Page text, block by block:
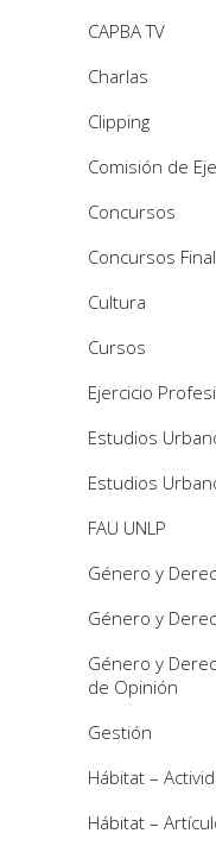
CAPBA TV
Charlas
Clipping
Comisión de
Concursos
Concursos
Cultura
Cursos
Ejercicio
Estudios
Estudios
FAU UNLP
Género y
Género y
Género y
de Opinión
Gestión
Hábitat –
Hábitat –